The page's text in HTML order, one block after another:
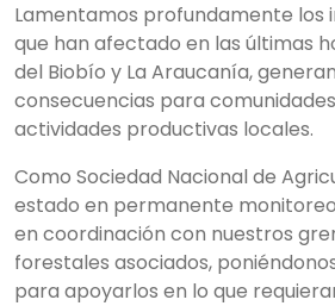
Lamentamos profundamente los
que han afectado en las últimas
del Biobío y La Araucanía,
consecuencias para
actividades productivas locales.
Como Sociedad Nacional de
estado en permanente
en coordinación con nuestros
forestales asociados,
para apoyarlos en lo que